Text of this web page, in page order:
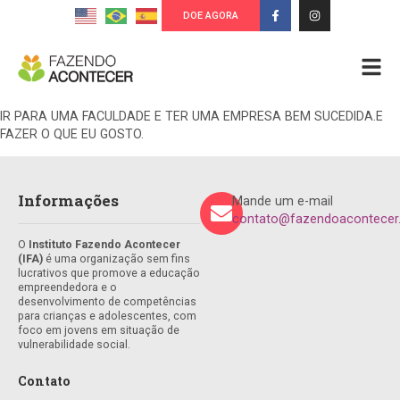
DOE AGORA
IR PARA UMA FACULDADE E TER UMA EMPRESA BEM SUCEDIDA.E
FAZER O QUE EU GOSTO.
Informações
O Instituto Fazendo Acontecer
(IFA) é uma organização sem fins
lucrativos que promove a educação
empreendedora e o
desenvolvimento de competências
para crianças e adolescentes, com
foco em jovens em situação de
vulnerabilidade social.
Contato
Mande um e-mail